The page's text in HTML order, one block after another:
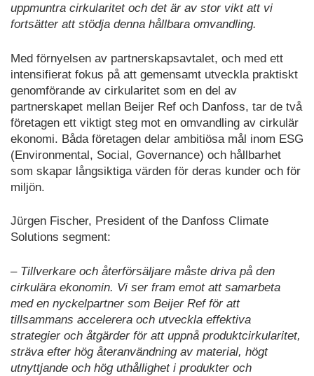
uppmuntra cirkularitet och det är av stor vikt att vi
fortsätter att stödja denna hållbara omvandling.
Med förnyelsen av partnerskapsavtalet, och med ett
intensifierat fokus på att gemensamt utveckla praktiskt
genomförande av cirkularitet som en del av
partnerskapet mellan Beijer Ref och Danfoss, tar de två
företagen ett viktigt steg mot en omvandling av cirkulär
ekonomi. Båda företagen delar ambitiösa mål inom ESG
(Environmental, Social, Governance) och hållbarhet
som skapar långsiktiga värden för deras kunder och för
miljön.
Jürgen Fischer, President of the Danfoss Climate
Solutions segment:
– Tillverkare och återförsäljare måste driva på den
cirkulära ekonomin. Vi ser fram emot att samarbeta
med en nyckelpartner som Beijer Ref för att
tillsammans accelerera och utveckla effektiva
strategier och åtgärder för att uppnå produktcirkularitet,
sträva efter hög återanvändning av material, högt
utnyttjande och hög uthållighet i produkter och